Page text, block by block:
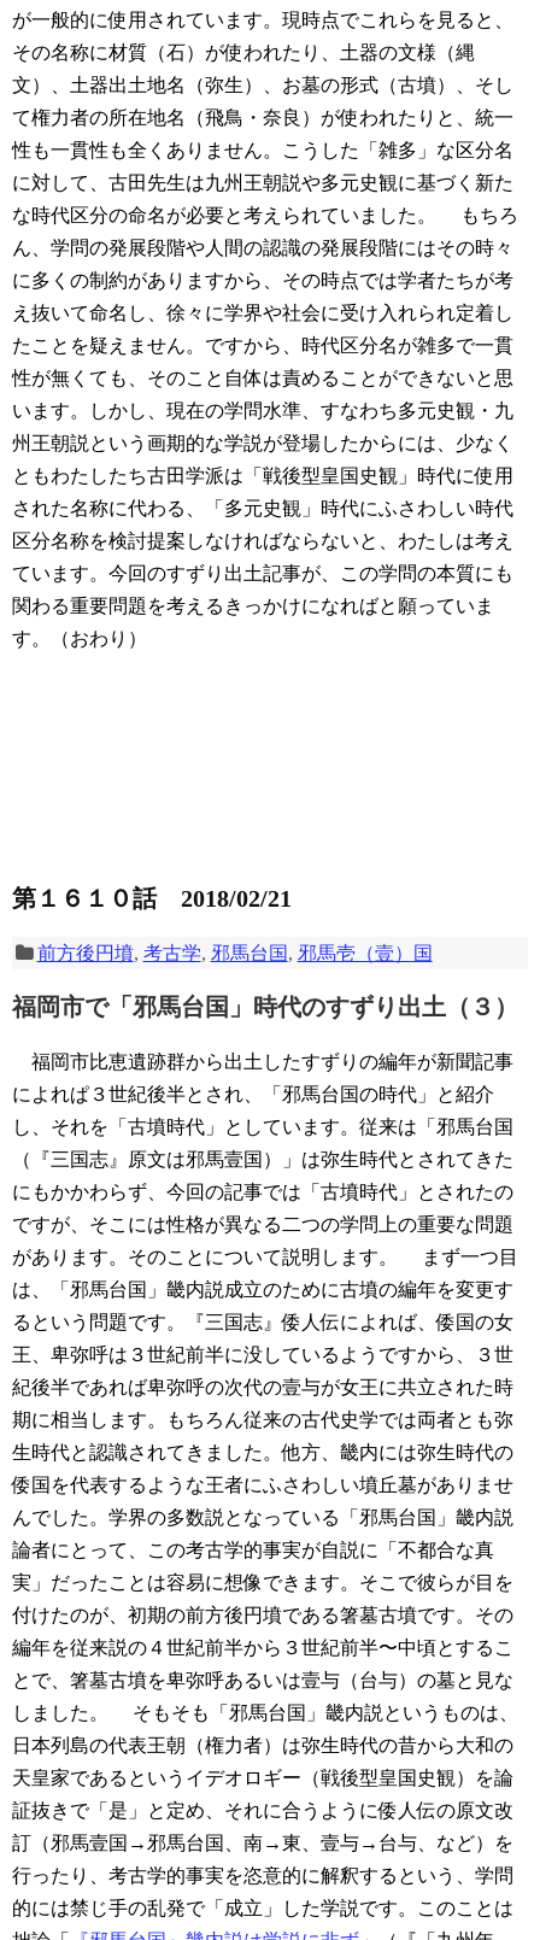
が一般的に使用されています。現時点でこれらを見ると、
その名称に材質（石）が使われたり、土器の文様（縄
文）、土器出土地名（弥生）、お墓の形式（古墳）、そし
て権力者の所在地名（飛鳥・奈良）が使われたりと、統一
性も一貫性も全くありません。こうした「雑多」な区分名
に対して、古田先生は九州王朝説や多元史観に基づく新た
な時代区分の命名が必要と考えられていました。
もちろ
ん、学問の発展段階や人間の認識の発展段階にはその時々
に多くの制約がありますから、その時点では学者たちが考
え抜いて命名し、徐々に学界や社会に受け入れられ定着し
たことを疑えません。ですから、時代区分名が雑多で一貫
性が無くても、そのこと自体は責めることができないと思
います。しかし、現在の学問水準、すなわち多元史観・九
州王朝説という画期的な学説が登場したからには、少なく
ともわたしたち古田学派は「戦後型皇国史観」時代に使用
された名称に代わる、「多元史観」時代にふさわしい時代
区分名称を検討提案しなければならないと、わたしは考え
ています。今回のすずり出土記事が、この学問の本質にも
関わる重要問題を考えるきっかけになればと願っていま
す。（おわり）
第１６１０話 2018/02/21
前方後円墳, 考古学, 邪馬台国 , 邪馬壱（壹）国
福岡市で「邪馬台国」時代のすずり出土（３）
福岡市比恵遺跡群から出土したすずりの編年が新聞記事
によれぱ３世紀後半とされ、「邪馬台国の時代」と紹介
し、それを「古墳時代」としています。従来は「邪馬台国
（『三国志』原文は邪馬壹国）」は弥生時代とされてきた
にもかかわらず、今回の記事では「古墳時代」とされたの
ですが、そこには性格が異なる二つの学問上の重要な問題
があります。そのことについて説明します。
まず一つ目
は、「邪馬台国」畿内説成立のために古墳の編年を変更す
るという問題です。『三国志』倭人伝によれば、倭国の女
王、卑弥呼は３世紀前半に没しているようですから、３世
紀後半であれば卑弥呼の次代の壹与が女王に共立された時
期に相当します。もちろん従来の古代史学では両者とも弥
生時代と認識されてきました。他方、畿内には弥生時代の
倭国を代表するような王者にふさわしい墳丘墓がありませ
んでした。学界の多数説となっている「邪馬台国」畿内説
論者にとって、この考古学的事実が自説に「不都合な真
実」だったことは容易に想像できます。そこで彼らが目を
付けたのが、初期の前方後円墳である箸墓古墳です。その
編年を従来説の４世紀前半から３世紀前半〜中頃とするこ
とで、箸墓古墳を卑弥呼あるいは壹与（台与）の墓と見な
しました。
そもそも「邪馬台国」畿内説というものは、
日本列島の代表王朝（権力者）は弥生時代の昔から大和の
天皇家であるというイデオロギー（戦後型皇国史観）を論
証抜きで「是」と定め、それに合うように倭人伝の原文改
訂（邪馬壹国→邪馬台国、南→東、壹与→台与、など）を
行ったり、考古学的事実を恣意的に解釈するという、学問
的には禁じ手の乱発で「成立」した学説です。このことは